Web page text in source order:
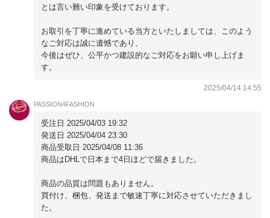
とは言い難い印象を受けております。
お取引を丁寧に進めている当方といたしましては、このよう
なご対応は誠に遺憾であり、
今後はぜひ、公平かつ建設的なご対応をお願い申し上げま
す。
2025/04/14 14:55
PASSION4FASHION
受注日 2025/04/03 19:32
発送日 2025/04/04 23:30
商品受取日 2025/04/08 11:36
商品はDHLで日本まで4日ほどで届きました。
商品の品質は問題もありません。
買付け、梱包、発送まで敏速丁寧に対応させていただきまし
た。